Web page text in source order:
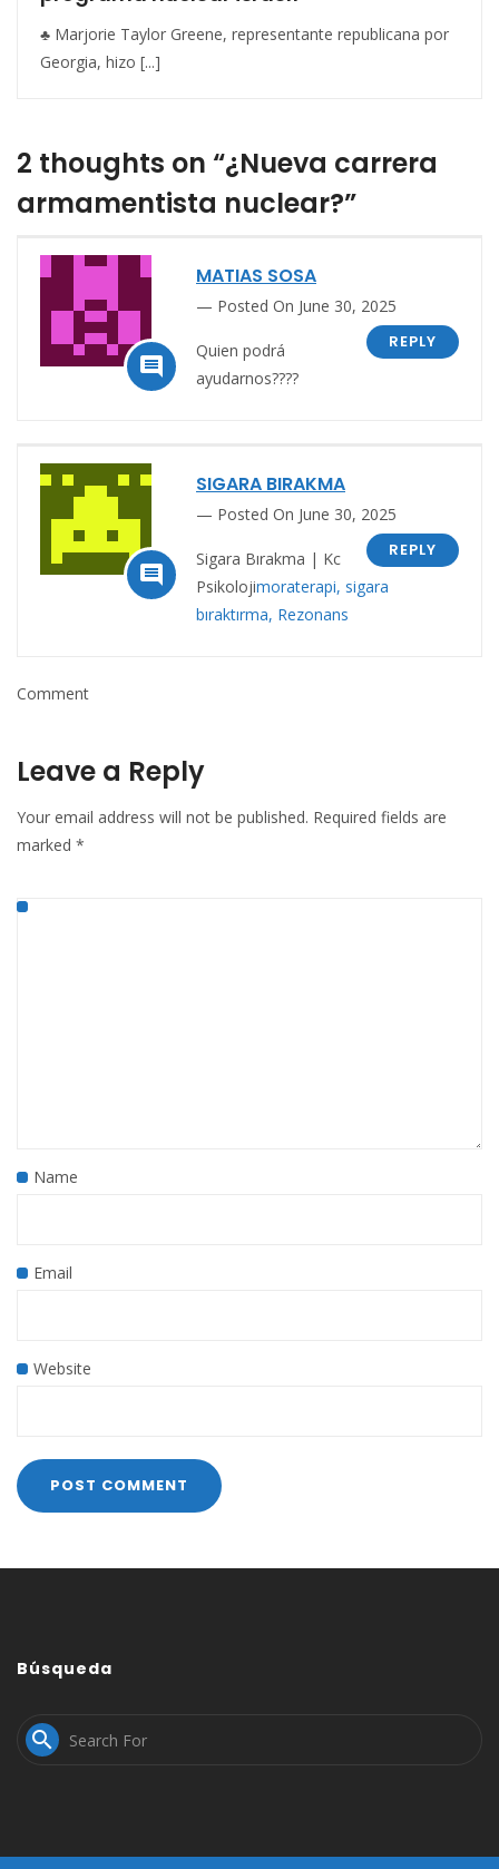
♣ Marjorie Taylor Greene, representante republicana por
Georgia, hizo [...]
2 thoughts on “¿Nueva carrera
armamentista nuclear?”

MATIAS SOSA
Posted On June 30, 2025
REPLY
Quien podrá
ayudarnos????

SIGARA BIRAKMA
Posted On June 30, 2025
REPLY
Sigara Bırakma | Kc
Psikolojimoraterapi, sigara
bıraktırma, Rezonans
Comment
Leave a Reply
Your email address will not be published. Required fields are
marked *
Name
Email
Website
Búsqueda
